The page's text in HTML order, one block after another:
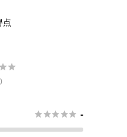
点

 -